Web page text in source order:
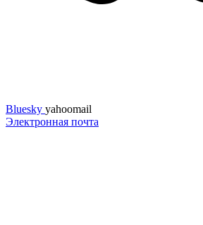
Bluesky yahoomail
Электронная почта